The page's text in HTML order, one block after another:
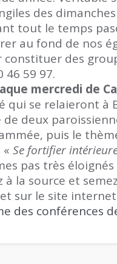
des
tout le temps
au fond de nos
des
46 59 97.
mercredi de
qui se relaieront à
de deux
puis le
«Se fortifier
pas très
à la source et
sur le site
des conférences